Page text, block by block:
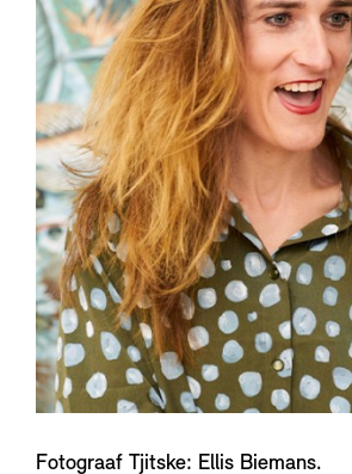
Fotograaf Tjitske: Ellis Biemans.